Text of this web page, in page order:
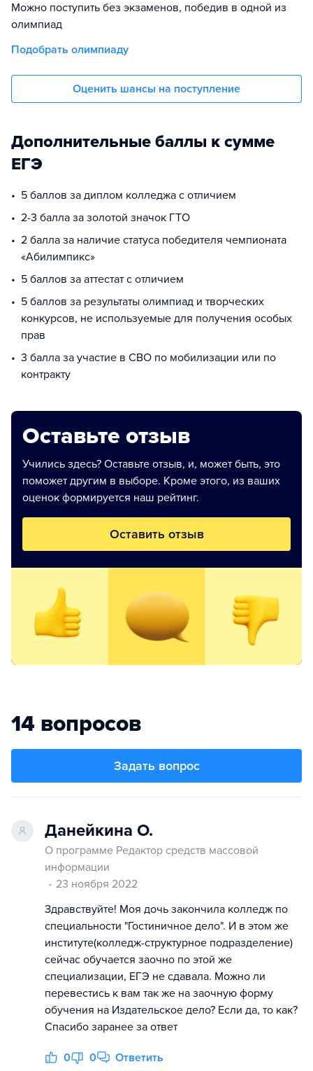
Можно поступить без экзаменов, победив в одной из
олимпиад
Подобрать олимпиаду
Оценить шансы на поступление
Дополнительные баллы к сумме
ЕГЭ
5 баллов за диплом колледжа с отличием
2-3 балла за золотой значок ГТО
2 балла за наличие статуса победителя чемпионата
«Абилимпикс»
5 баллов за аттестат с отличием
5 баллов за результаты олимпиад и творческих
конкурсов, не используемые для получения особых
прав
3 балла за участие в СВО по мобилизации или по
контракту
Оставьте отзыв
Учились здесь? Оставьте отзыв, и, может быть, это
поможет другим в выборе. Кроме этого, из ваших
оценок формируется наш рейтинг.
Оставить отзыв
14 вопросов
Задать вопрос
Данейкина О.
О программе Редактор средств массовой
информации
23 ноября 2022
Здравствуйте! Моя дочь закончила колледж по
специальности "Гостиничное дело". И в этом же
институте(колледж-структурное подразделение)
сейчас обучается заочно по этой же
специализации, ЕГЭ не сдавала. Можно ли
перевестись к вам так же на заочную форму
обучения на Издательское дело? Если да, то как?
Спасибо заранее за ответ
0 0 Ответить